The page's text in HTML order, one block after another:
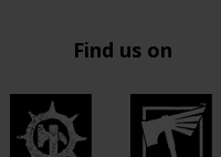
Find us on